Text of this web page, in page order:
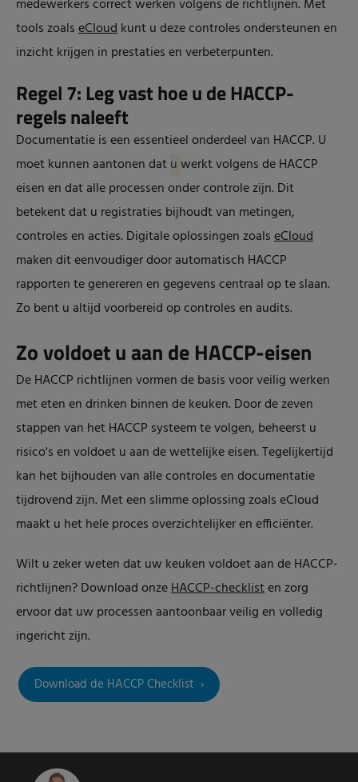
medewerkers correct werken volgens de richtlijnen. Met
tools zoalseCloudkunt u deze controles ondersteunen en
inzicht krijgen in prestaties en verbeterpunten.
Regel 7: Leg vast hoe u de HACCP-
regels naleeft
Documentatie is een essentieel onderdeel van HACCP. U
moet kunnen aantonen dat uwerkt volgens de HACCP
eisen en dat alle processen onder controle zijn. Dit
betekent dat u registraties bijhoudt van metingen,
controles en acties. Digitale oplossingen zoalseCloud
maken dit eenvoudiger door automatisch HACCP
rapporten te genereren en gegevens centraal op te slaan.
Zo bent u altijd voorbereid op controles en audits.
Zo voldoet u aan de HACCP-eisen
De HACCP richtlijnen vormen de basis voor veilig werken
met eten en drinken binnen de keuken. Door de zeven
stappen van het HACCP systeem te volgen, beheerst u
risico's en voldoet u aan de wettelijke eisen. Tegelijkertijd
kan het bijhouden van alle controles en documentatie
tijdrovend zijn. Met een slimme oplossing zoals eCloud
maakt u het hele proces overzichtelijker en efficiënter.
Wilt u zeker weten dat uw keuken voldoet aan de HACCP-
richtlijnen? Download onzeHACCP-checklisten zorg
ervoor dat uw processen aantoonbaar veilig en volledig
ingericht zijn.
Download de HACCP Checklist